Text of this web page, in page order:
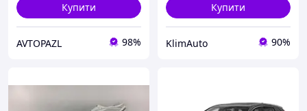
Купити
AVTOPAZL 98%
Купити
KlimAuto 90%